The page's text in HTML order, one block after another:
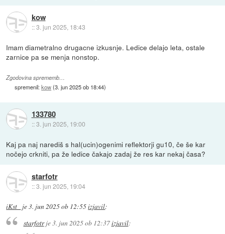
kow
::3. jun 2025, 18:43
Imam diametralno drugacne izkusnje. Ledice delajo leta, ostale
zarnice pa se menja nonstop.
Zgodovina sprememb…
spremenil:kow(3. jun 2025 ob 18:44)
133780
::3. jun 2025, 19:00
Kaj pa naj narediš s hal(ucin)ogenimi reflektorji gu10, če še kar
nočejo crkniti, pa že ledice čakajo zadaj že res kar nekaj časa?
starfotr
::3. jun 2025, 19:04
iKst_ je3. jun 2025 ob 12:55izjavil:
starfotrje3. jun 2025 ob 12:37izjavil: